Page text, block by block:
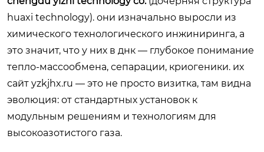
huaxi technology). они изначально выросли из
химического технологического инжиниринга, а
это значит, что у них в днк — глубокое понимание
тепло-массообмена, сепарации, криогеники. их
сайт yzkjhx.ru — это не просто визитка, там видна
эволюция: от стандартных установок к
модульным решениям и технологиям для
высокоазотистого газа.